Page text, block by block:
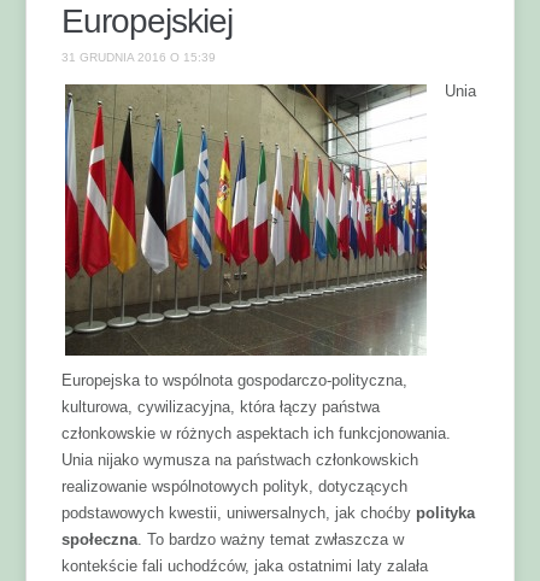
Europejskiej
31 GRUDNIA 2016 O 15:39
Unia
Europejska to wspólnota gospodarczo-polityczna,
kulturowa, cywilizacyjna, która łączy państwa
członkowskie w różnych aspektach ich funkcjonowania.
Unia nijako wymusza na państwach członkowskich
realizowanie wspólnotowych polityk, dotyczących
podstawowych kwestii, uniwersalnych, jak choćby polityka
społeczna . To bardzo ważny temat zwłaszcza w
kontekście fali uchodźców, jaka ostatnimi laty zalała